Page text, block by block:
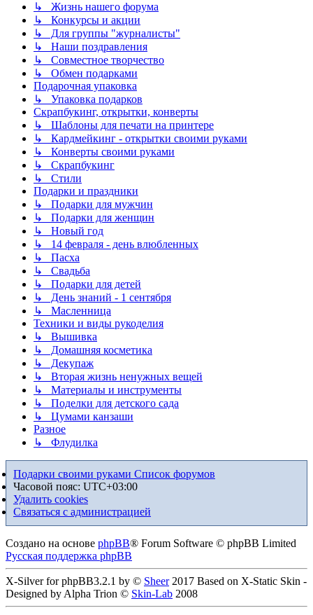
↳ Жизнь нашего форума
↳ Конкурсы и акции
↳ Для группы "журналисты"
↳ Наши поздравления
↳ Совместное творчество
↳ Обмен подарками
Подарочная упаковка
↳ Упаковка подарков
Скрапбукинг, открытки, конверты
↳ Шаблоны для печати на принтере
↳ Кардмейкинг - открытки своими руками
↳ Конверты своими руками
↳ Скрапбукинг
↳ Стили
Подарки и праздники
↳ Подарки для мужчин
↳ Подарки для женщин
↳ Новый год
↳ 14 февраля - день влюбленных
↳ Пасха
↳ Свадьба
↳ Подарки для детей
↳ День знаний - 1 сентября
↳ Масленница
Техники и виды рукоделия
↳ Вышивка
↳ Домашняя косметика
↳ Декупаж
↳ Вторая жизнь ненужных вещей
↳ Материалы и инструменты
↳ Поделки для детского сада
↳ Цумами канзаши
Разное
↳ Флудилка
Подарки своими руками Список форумов
Часовой пояс: UTC+03:00
Удалить cookies
Связаться с администрацией
Создано на основе phpBB® Forum Software © phpBB Limited
Русская поддержка phpBB
X-Silver for phpBB3.2.1 by © Sheer2017 Based on X-Static Skin -
Designed by Alpha Trion © Skin-Lab 2008